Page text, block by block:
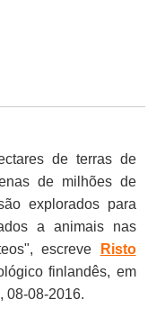
de terras de
de milhões de
explorados para
a animais nas
escreve
Risto
finlandês, em
, 08-08-2016.